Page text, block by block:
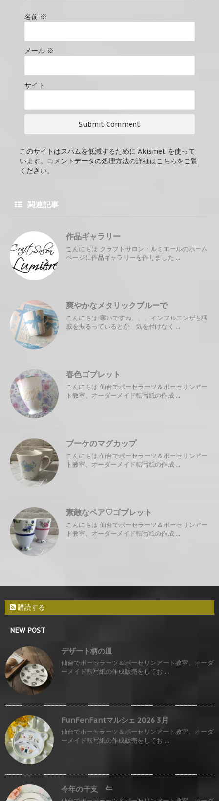
名前 ※
メール ※
サイト
このサイトはスパムを低減するために Akismet を使って
います。
コメントデータの処理方法の詳細はこちらをご覧
ください。
関連記事
作品ギャラリー
こんにちは クラフトサロン・ルミエールのホーム
ページに作品ギャラリーを作りました ...
爽やかなメタリックブルーで
こんにちは 寒いですね。。。インフルエンザも猛
威を振るっているとか、気を付けなく ...
春色ゴブレット
こんにちは 仙台でポーセラーツ＆ポーセリンアー
ト教室、オーダーメイド転写紙の作成 ...
ブーケのマグカップ
こんにちは 仙台でポーセラーツ＆ポーセリンアー
ト教室、オーダーメイド転写紙の作成 ...
素敵なペア♡ゴブレット
こんにちは 仙台でポーセラーツ＆ポーセリンアー
ト教室、オーダーメイド転写紙の作成 ...
購読する
NEW POST
デザート柄の皿
仙台でポーセラーツ＆ポーセリンアート教室、オーダ
ーメイド転写紙の作成販売をしてお ...
FunFenFantマルシェ 2026 3月
仙台でポーセラーツ＆ポーセリンアート教室、オーダ
ーメイド転写紙の作成販売をしてお ...
今年の干支 午